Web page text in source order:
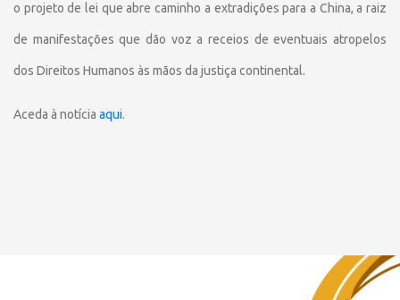
o projeto de lei que abre caminho a extradições para a China, a raiz
de manifestações que dão voz a receios de eventuais atropelos
dos Direitos Humanos às mãos da justiça continental.
Aceda à notícia aqui.